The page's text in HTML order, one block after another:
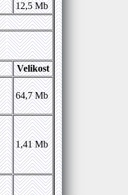
12,5 Mb
Velikost
64,7 Mb
1,41 Mb